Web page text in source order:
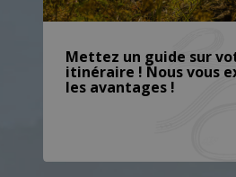
Mettez un guide sur
itinéraire ! Nous vous
les avantages !